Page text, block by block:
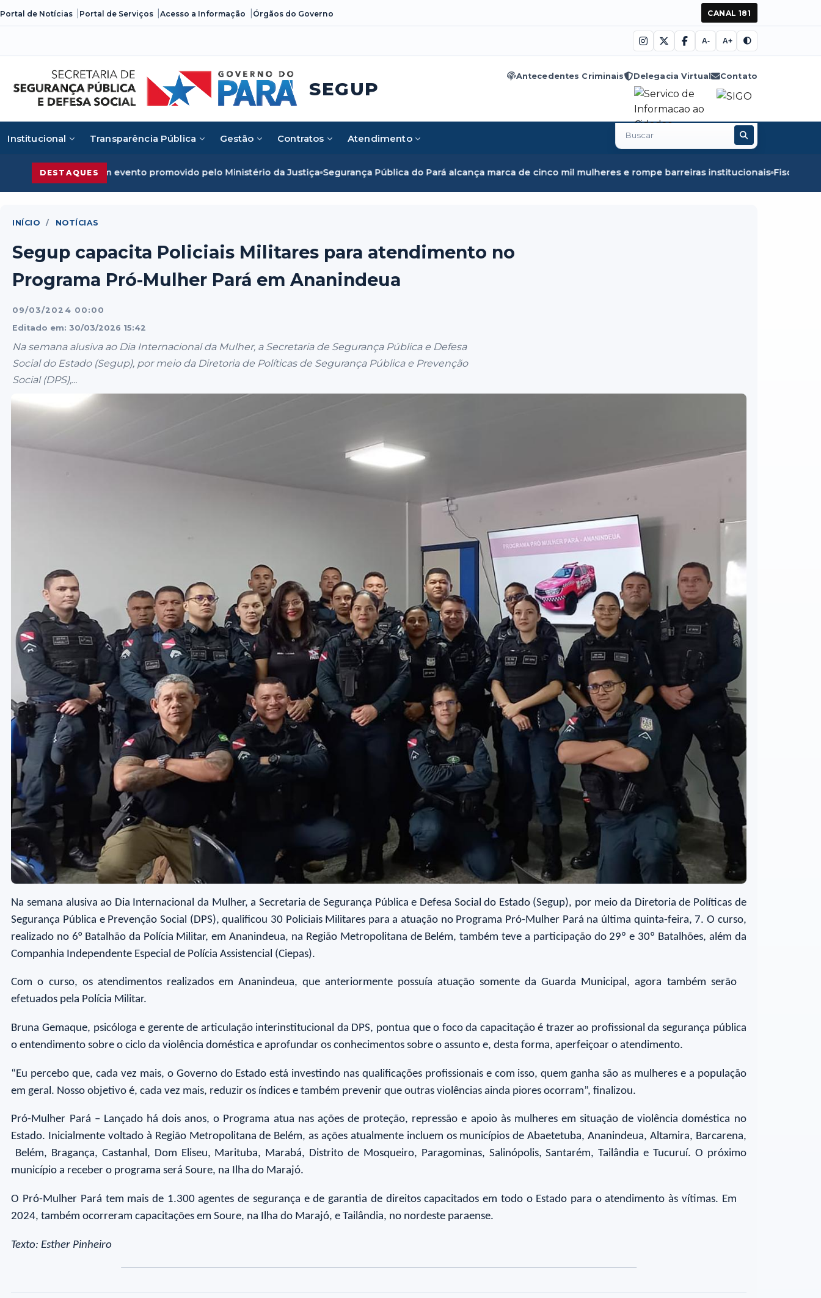
Portal de Notícias Portal de Serviços Acesso a Informação Órgãos do Governo CANAL 181
A- A+
SEGUP
Antecedentes Criminais Delegacia Virtual Contato
Institucional Transparência Pública Gestão Contratos Atendimento
Buscar
no
DESTAQUES
em evento promovido pelo Ministério da Justiça Segurança Pública do Pará alcança marca de cinco mil mulheres e rompe barreiras institucionais Fiscalização em Óbidos
INÍCIO / NOTÍCIAS
Segup capacita Policiais Militares para atendimento no
Programa Pró-Mulher Pará em Ananindeua
09/03/2024 00:00
Editado em: 30/03/2026 15:42
Na semana alusiva ao Dia Internacional da Mulher, a Secretaria de Segurança Pública e Defesa
Social do Estado (Segup), por meio da Diretoria de Políticas de Segurança Pública e Prevenção
Social (DPS),...
Na semana alusiva ao Dia Internacional da Mulher, a Secretaria de Segurança Pública e Defesa Social do Estado (Segup), por meio da Diretoria de Políticas de
Segurança Pública e Prevenção Social (DPS), qualificou 30 Policiais Militares para a atuação no Programa Pró-Mulher Pará na última quinta-feira, 7. O curso,
realizado no 6° Batalhão da Polícia Militar, em Ananindeua, na Região Metropolitana de Belém, também teve a participação do 29º e 30º Batalhões, além da
Companhia Independente Especial de Polícia Assistencial (Ciepas).
Com o curso, os atendimentos realizados em Ananindeua, que anteriormente possuía atuação somente da Guarda Municipal, agora também serão
efetuados pela Polícia Militar.
Bruna Gemaque, psicóloga e gerente de articulação interinstitucional da DPS, pontua que o foco da capacitação é trazer ao profissional da segurança pública
o entendimento sobre o ciclo da violência doméstica e aprofundar os conhecimentos sobre o assunto e, desta forma, aperfeiçoar o atendimento.
“Eu percebo que, cada vez mais, o Governo do Estado está investindo nas qualificações profissionais e com isso, quem ganha são as mulheres e a população
em geral. Nosso objetivo é, cada vez mais, reduzir os índices e também prevenir que outras violências ainda piores ocorram”, finalizou.
Pró-Mulher Pará – Lançado há dois anos, o Programa atua nas ações de proteção, repressão e apoio às mulheres em situação de violência doméstica no
Estado. Inicialmente voltado à Região Metropolitana de Belém, as ações atualmente incluem os municípios de Abaetetuba, Ananindeua, Altamira, Barcarena,
Belém, Bragança, Castanhal, Dom Eliseu, Marituba, Marabá, Distrito de Mosqueiro, Paragominas, Salinópolis, Santarém, Tailândia e Tucuruí. O próximo
município a receber o programa será Soure, na Ilha do Marajó.
O Pró-Mulher Pará tem mais de 1.300 agentes de segurança e de garantia de direitos capacitados em todo o Estado para o atendimento às vítimas. Em
2024, também ocorreram capacitações em Soure, na Ilha do Marajó, e Tailândia, no nordeste paraense.
Texto: Esther Pinheiro